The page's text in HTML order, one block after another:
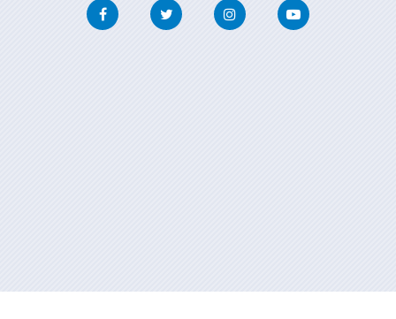
FacebookTwitter InstagramYoutube